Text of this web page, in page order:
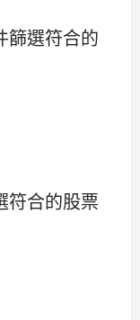
篩選符合的
符合的股票